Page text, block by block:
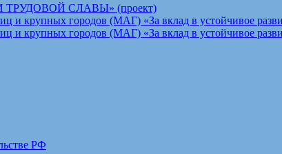
СЛАВЫ» (проект)
и крупных городов (МАГ) «За вклад в устойчивое
и крупных городов (МАГ) «За вклад в устойчивое
РФ